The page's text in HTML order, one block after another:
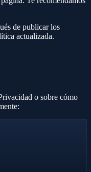
de publicar los
actualizada.
o sobre cómo